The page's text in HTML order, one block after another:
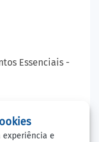
Essenciais -
e Cirurgia
experiência e